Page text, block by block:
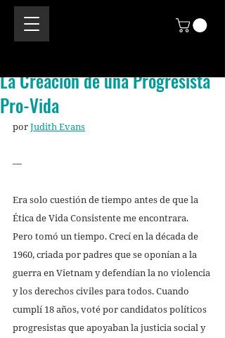
La Creación de una Progresista
Pro-Vida
por Judith Evans
—
Era solo cuestión de tiempo antes de que la
Ética de Vida Consistente me encontrara.
Pero tomó un tiempo. Crecí en la década de
1960, criada por padres que se oponían a la
guerra en Vietnam y defendían la no violencia
y los derechos civiles para todos. Cuando
cumplí 18 años, voté por candidatos políticos
progresistas que apoyaban la justicia social y